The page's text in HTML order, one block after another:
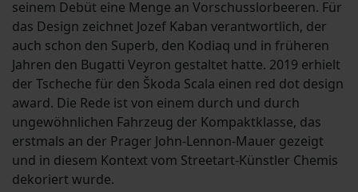
seinem Debüt eine Menge an Vorschusslorbeeren. Für
das Design zeichnet Jozef Kaban verantwortlich, der
auch schon den Superb, den Kodiaq und in früheren
Jahren den Bugatti Veyron gestaltet hatte. 2019 erhielt
der Tscheche für den Škoda Scala einen red dot design
award. Die Rede ist von einem durch und durch
ungewöhnlichen Fahrzeug der Kompaktklasse, das
erstmals an der Prager John-Lennon-Mauer gezeigt
und in diesem Kontext vom Streetart-Künstler Chemis
dekoriert wurde.